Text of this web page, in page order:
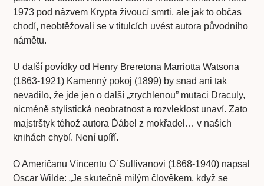
1973 pod názvem Krypta živoucí smrti, ale jak to občas
chodí, neobtěžovali se v titulcích uvést autora původního
námětu.
U další povídky od Henry Breretona Marriotta Watsona
(1863-1921) Kamenný pokoj (1899) by snad ani tak
nevadilo, že jde jen o další „zrychlenou” mutaci Draculy,
nicméně stylistická neobratnost a rozvleklost unaví. Zato
majstrštyk téhož autora Ďábel z mokřadel… v našich
knihách chybí. Není upíří.
O Američanu Vincentu O´Sullivanovi (1868-1940) napsal
Oscar Wilde: „Je skutečně milým člověkem, když se